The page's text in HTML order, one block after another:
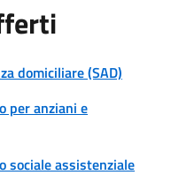
domiciliare (SAD)
per anziani e
sociale assistenziale